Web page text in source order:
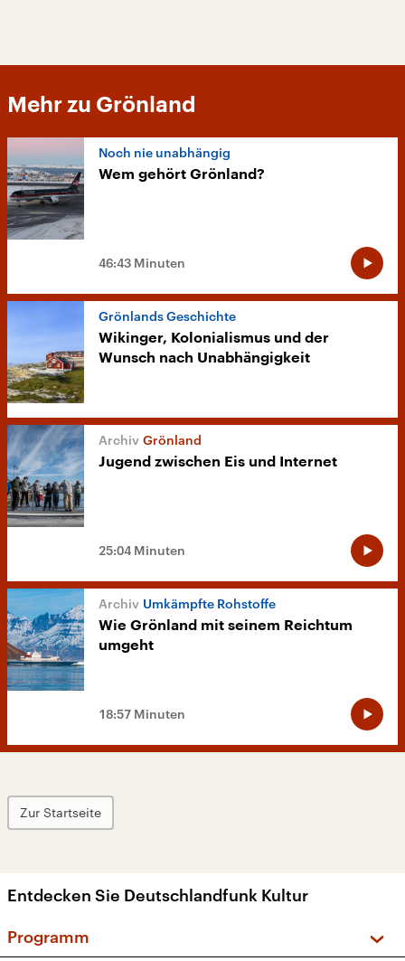
Mehr zu Grönland
Noch nie unabhängig
Wem gehört Grönland?
46:43 Minuten
Grönlands Geschichte
Wikinger, Kolonialismus und der
Wunsch nach Unabhängigkeit
Grönland
Jugend zwischen Eis und Internet
25:04 Minuten
Umkämpfte Rohstoffe
Wie Grönland mit seinem Reichtum
umgeht
18:57 Minuten
Zur Startseite
Entdecken Sie Deutschlandfunk Kultur
Programm